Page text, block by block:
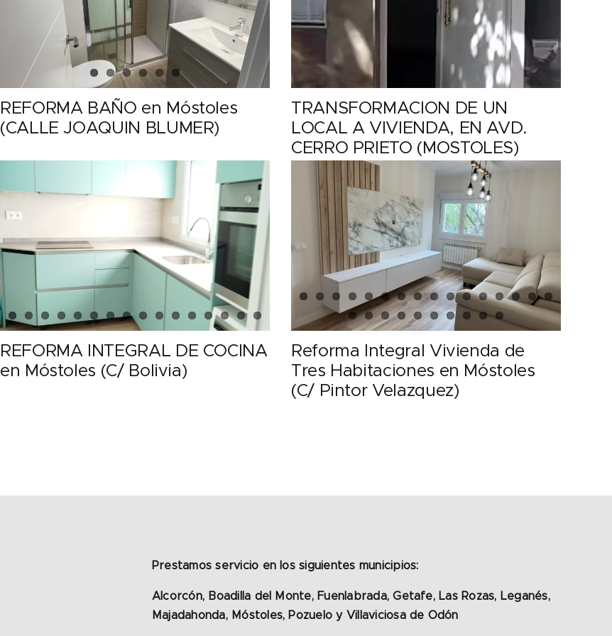
REFORMA BAÑO en Móstoles
(CALLE JOAQUIN BLUMER)
TRANSFORMACION DE UN
LOCAL A VIVIENDA, EN AVD.
CERRO PRIETO (MOSTOLES)
REFORMA INTEGRAL DE COCINA
en Móstoles (C/ Bolivia)
Reforma Integral Vivienda de
Tres Habitaciones en Móstoles
(C/ Pintor Velazquez)
Prestamos servicio en los siguientes municipios:
Alcorcón, Boadilla del Monte, Fuenlabrada, Getafe, Las Rozas, Leganés,
Majadahonda, Móstoles, Pozuelo y Villaviciosa de Odón